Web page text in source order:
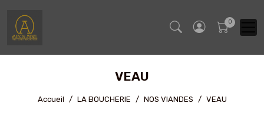
VEAU
Accueil LA BOUCHERIE NOS VIANDES VEAU